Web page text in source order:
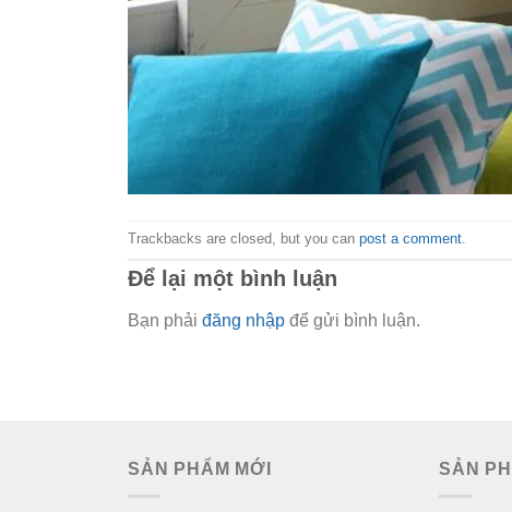
Trackbacks are closed, but you can post a comment
Để lại một bình luận
Bạn phải đăng nhập để gửi bình luận.
SẢN PHẨM MỚI SẢN